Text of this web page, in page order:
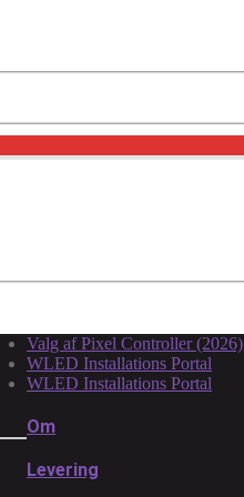
Valg af Pixel Controller (2026)
WLED Installations Portal
WLED Installations Portal
Om
Levering